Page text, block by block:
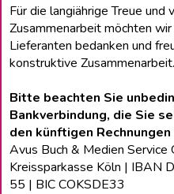
Für die langiährige Treue und
Zusammenarbeit möchten
Lieferanten bedanken und
konstruktive Zusammenarbeit.
Bitte beachten Sie
Bankverbindung, die Sie
den künftigen
Avus Buch & Medien Service
Kreissparkasse Köln |
55 | BIC COKSDE33